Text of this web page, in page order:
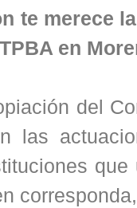
te merece
en
del
las